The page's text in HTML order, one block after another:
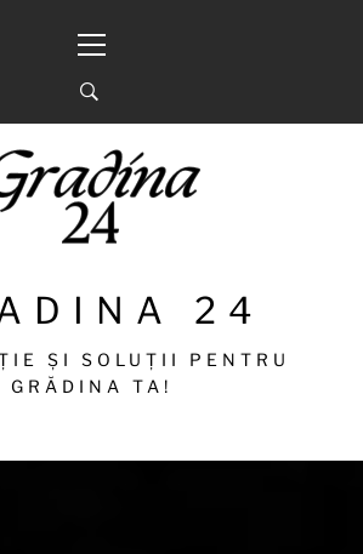
principal
24
ȘI SOLUȚII PENTRU
GRĂDINA TA!